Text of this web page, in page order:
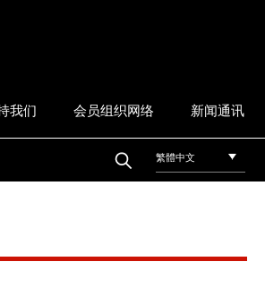
我们 会员组织网络 新闻通讯
繁體中文